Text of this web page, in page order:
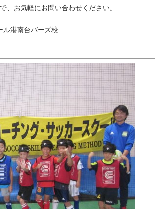
、お気軽にお問い合わせください。
ル港南台バーズ校